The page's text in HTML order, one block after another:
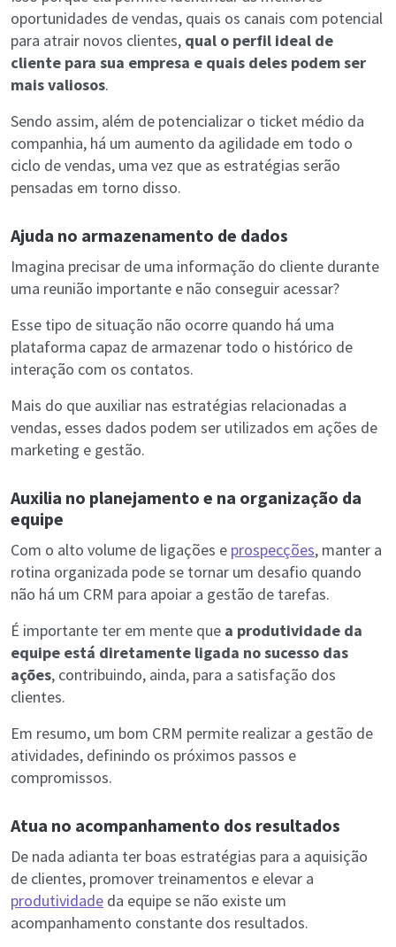
oportunidades de vendas, quais os canais com potencial
para atrair novos clientes, qual o perfil ideal de
cliente para sua empresa e quais deles podem ser
mais valiosos.
Sendo assim, além de potencializar o ticket médio da
companhia, há um aumento da agilidade em todo o
ciclo de vendas, uma vez que as estratégias serão
pensadas em torno disso.
Ajuda no armazenamento de dados
Imagina precisar de uma informação do cliente durante
uma reunião importante e não conseguir acessar?
Esse tipo de situação não ocorre quando há uma
plataforma capaz de armazenar todo o histórico de
interação com os contatos.
Mais do que auxiliar nas estratégias relacionadas a
vendas, esses dados podem ser utilizados em ações de
marketing e gestão.
Auxilia no planejamento e na organização da
equipe
Com o alto volume de ligações e prospecções, manter a
rotina organizada pode se tornar um desafio quando
não há um CRM para apoiar a gestão de tarefas.
É importante ter em mente que a produtividade da
equipe está diretamente ligada no sucesso das
ações, contribuindo, ainda, para a satisfação dos
clientes.
Em resumo, um bom CRM permite realizar a gestão de
atividades, definindo os próximos passos e
compromissos.
Atua no acompanhamento dos resultados
De nada adianta ter boas estratégias para a aquisição
de clientes, promover treinamentos e elevar a
produtividade da equipe se não existe um
acompanhamento constante dos resultados.